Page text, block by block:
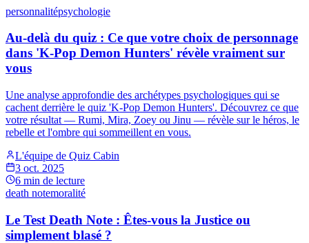
personnalitépsychologie
Au-delà du quiz : Ce que votre choix de personnage
dans 'K-Pop Demon Hunters' révèle vraiment sur
vous
Une analyse approfondie des archétypes psychologiques qui se
cachent derrière le quiz 'K-Pop Demon Hunters'. Découvrez ce que
votre résultat — Rumi, Mira, Zoey ou Jinu — révèle sur le héros, le
rebelle et l'ombre qui sommeillent en vous.
L'équipe de Quiz Cabin
3 oct. 2025
6 min de lecture
death notemoralité
Le Test Death Note : Êtes-vous la Justice ou
simplement blasé ?